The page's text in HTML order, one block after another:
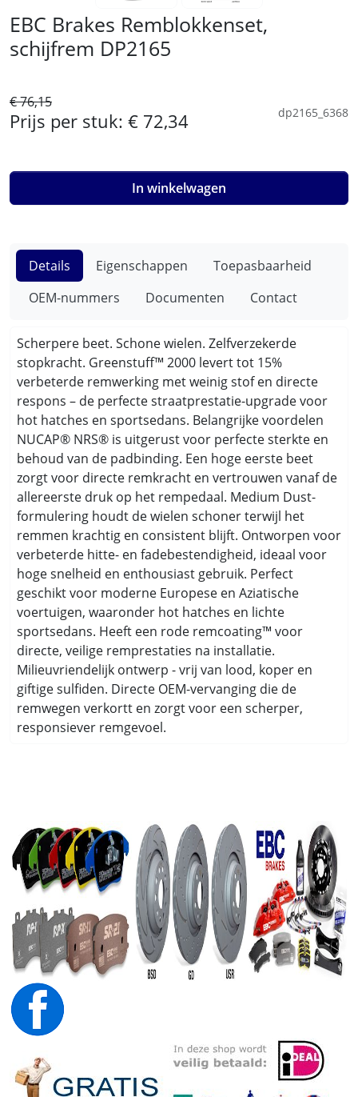
EBC Brakes Remblokkenset,
schijfrem DP2165
€ 76,15
Prijs per stuk: € 72,34 dp2165_6368
In winkelwagen
Details Eigenschappen
Toepasbaarheid
OEM-nummers
Documenten Contact
Scherpere beet. Schone wielen. Zelfverzekerde
stopkracht. Greenstuff™ 2000 levert tot 15%
verbeterde remwerking met weinig stof en directe
respons – de perfecte straatprestatie-upgrade voor
hot hatches en sportsedans. Belangrijke voordelen
NUCAP® NRS® is uitgerust voor perfecte sterkte en
behoud van de padbinding. Een hoge eerste beet
zorgt voor directe remkracht en vertrouwen vanaf de
allereerste druk op het rempedaal. Medium Dust-
formulering houdt de wielen schoner terwijl het
remmen krachtig en consistent blijft. Ontworpen voor
verbeterde hitte- en fadebestendigheid, ideaal voor
hoge snelheid en enthousiast gebruik. Perfect
geschikt voor moderne Europese en Aziatische
voertuigen, waaronder hot hatches en lichte
sportsedans. Heeft een rode remcoating™ voor
directe, veilige remprestaties na installatie.
Milieuvriendelijk ontwerp - vrij van lood, koper en
giftige sulfiden. Directe OEM-vervanging die de
remwegen verkortt en zorgt voor een scherper,
responsiever remgevoel.